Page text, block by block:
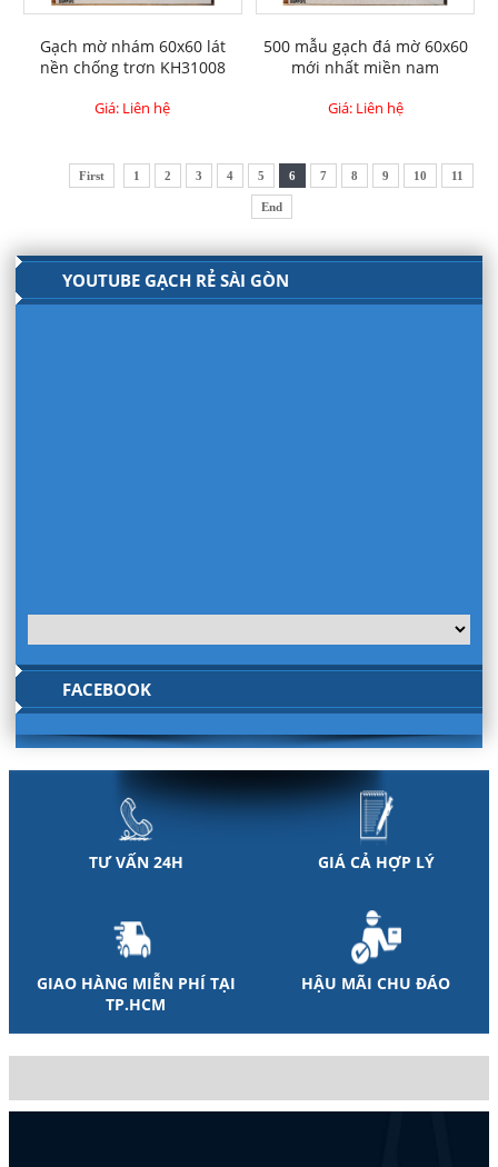
Gạch mờ nhám 60x60 lát
nền chống trơn KH31008
Giá: Liên hệ
500 mẫu gạch đá mờ 60x60
mới nhất miền nam
Giá: Liên hệ
First 1 2 3 4 5 6 7 8 9 10 11
End
YOUTUBE GẠCH RẺ SÀI GÒN
FACEBOOK
TƯ VẤN 24H GIÁ CẢ HỢP LÝ
GIAO HÀNG MIỄN PHÍ TẠI
TP.HCM
HẬU MÃI CHU ĐÁO